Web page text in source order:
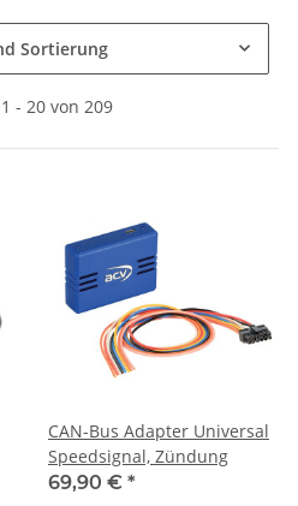
Sortierung
- 20 von 209
CAN-Bus Adapter Universal
Speedsignal, Zündung
69,90 € *